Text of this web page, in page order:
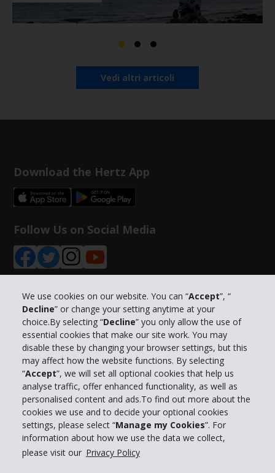
We use cookies on our website. You can “Accept”, “
Decline” or change your setting anytime at your
choice.By selecting “Decline” you only allow the use of
essential cookies that make our site work. You may
disable these by changing your browser settings, but this
may affect how the website functions. By selecting
“Accept”, we will set all optional cookies that help us
analyse traffic, offer enhanced functionality, as well as
personalised content and ads.To find out more about the
cookies we use and to decide your optional cookies
settings, please select “Manage my Cookies”. For
information about how we use the data we collect,
please visit our Privacy Policy
Vedi altri articoli
Download the Hertz App
Follow Us on Social Media
Info su Hertz
Business
Customer Service
Prenota con Hertz